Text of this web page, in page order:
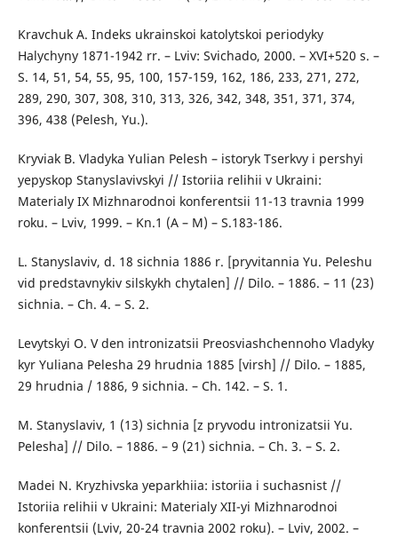
Kravchuk A. Indeks ukrainskoi katolytskoi periodyky
Halychyny 1871-1942 rr. – Lviv: Svichado, 2000. – XVI+520 s. –
S. 14, 51, 54, 55, 95, 100, 157-159, 162, 186, 233, 271, 272,
289, 290, 307, 308, 310, 313, 326, 342, 348, 351, 371, 374,
396, 438 (Pelesh, Yu.).
Kryviak B. Vladyka Yulian Pelesh – istoryk Tserkvy i pershyi
yepyskop Stanyslavivskyi // Istoriia relihii v Ukraini:
Materialy IX Mizhnarodnoi konferentsii 11-13 travnia 1999
roku. – Lviv, 1999. – Kn.1 (A – M) – S.183-186.
L. Stanyslaviv, d. 18 sichnia 1886 r. [pryvitannia Yu. Peleshu
vid predstavnykiv silskykh chytalen] // Dilo. – 1886. – 11 (23)
sichnia. – Ch. 4. – S. 2.
Levytskyi O. V den intronizatsii Preosviashchennoho Vladyky
kyr Yuliana Pelesha 29 hrudnia 1885 [virsh] // Dilo. – 1885,
29 hrudnia / 1886, 9 sichnia. – Ch. 142. – S. 1.
M. Stanyslaviv, 1 (13) sichnia [z pryvodu intronizatsii Yu.
Pelesha] // Dilo. – 1886. – 9 (21) sichnia. – Ch. 3. – S. 2.
Madei N. Kryzhivska yeparkhiia: istoriia i suchasnist //
Istoriia relihii v Ukraini: Materialy XII-yi Mizhnarodnoi
konferentsii (Lviv, 20-24 travnia 2002 roku). – Lviv, 2002. –